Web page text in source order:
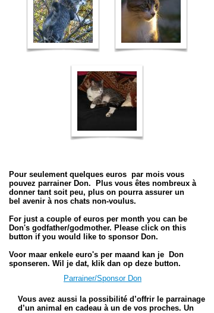
Pour seulement quelques euros par mois vous
pouvez parrainer Don. Plus vous êtes nombreux à
donner tant soit peu, plus on pourra assurer un
bel avenir à nos chats non-voulus.
For just a couple of euros per month you can be
Don's godfather/godmother. Please click on this
button if you would like to sponsor Don.
Voor maar enkele euro's per maand kan je Don
sponseren. Wil je dat, klik dan op deze button.
Parrainer/Sponsor Don
Vous avez aussi la possibilité d’offrir le parrainage
d’un animal en cadeau à un de vos proches. Un